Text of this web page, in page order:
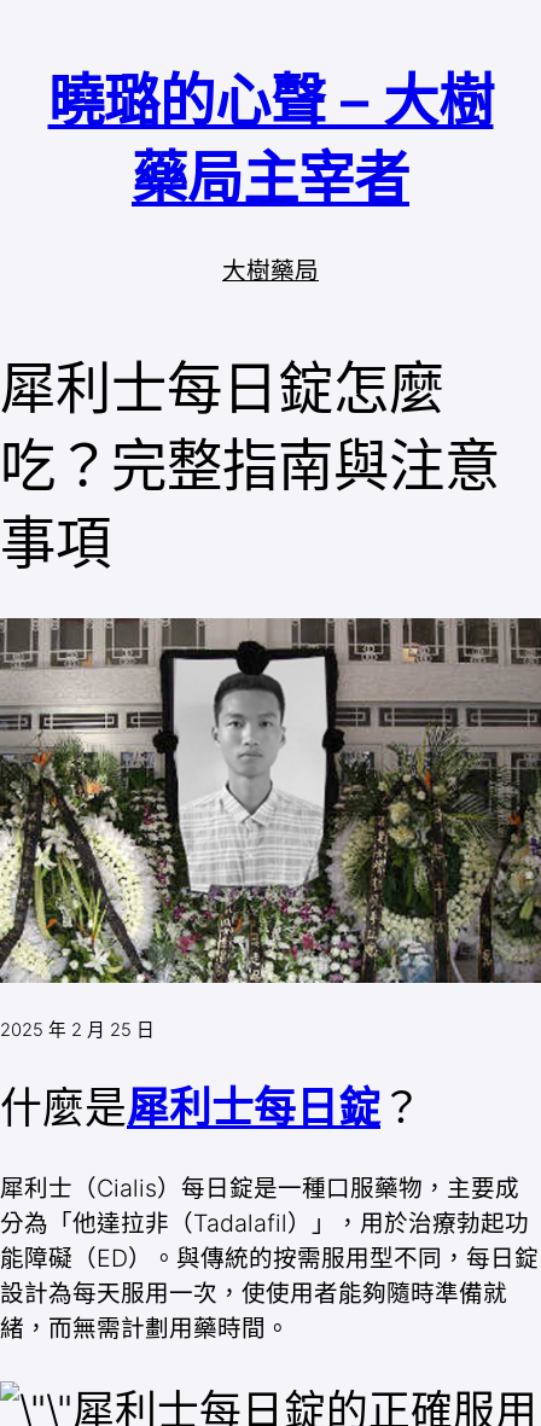
曉璐的心聲 – 大樹
藥局主宰者
大樹藥局
犀利士每日錠怎麼
吃？完整指南與注意
事項
2025 年 2 月 25 日
什麼是犀利士每日錠？
犀利士（Cialis）每日錠是一種口服藥物，主要成
分為「他達拉非（Tadalafil）」，用於治療勃起功
能障礙（ED）。與傳統的按需服用型不同，每日錠
設計為每天服用一次，使使用者能夠隨時準備就
緒，而無需計劃用藥時間。
犀利士每日錠的正確服用